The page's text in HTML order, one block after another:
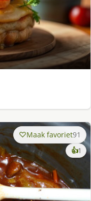
Maak favoriet91
👍1